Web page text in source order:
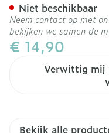
€ 14,90
Verwittig mij
Niet beschikbaar
Neem contact op met
bekijken we samen de
Bekijk alle